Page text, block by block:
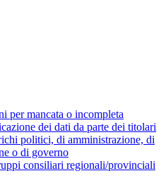
per mancata o incompleta
dei dati da parte dei titolari
politici, di amministrazione, di
o di governo
consiliari regionali/provinciali